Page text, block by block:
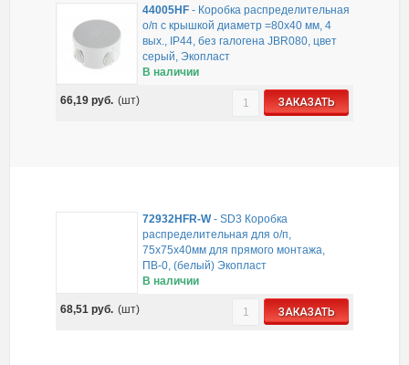
44005HF- Коробка распределительная
о/п с крышкой диаметр =80х40 мм, 4
вых., IP44, без галогена JBR080, цвет
серый, Экопласт
В наличии
66,19 руб. (шт) ЗАКАЗАТЬ
72932HFR-W- SD3 Коробка
распределительная для о/п,
75x75x40мм для прямого монтажа,
ПВ-0, (белый) Экопласт
В наличии
68,51 руб. (шт) ЗАКАЗАТЬ